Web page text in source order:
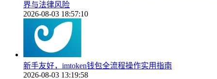
界与法律风险
2026-08-03 18:57:10
新手友好，imtoken钱包全流程操作实用指南
2026-08-03 13:19:58